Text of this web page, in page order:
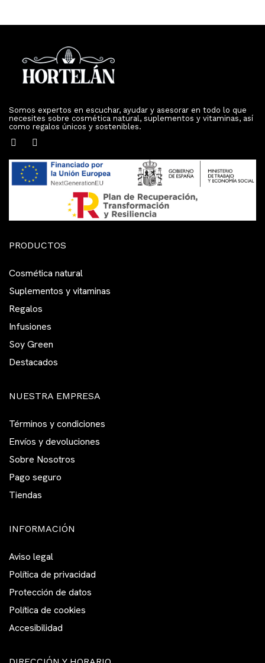
Somos expertos en escuchar, ayudar y asesorar en todo lo que
necesites sobre cosmética natural, suplementos y vitaminas, así
como regalos únicos y sostenibles.
PRODUCTOS
Cosmética natural
Suplementos y vitaminas
Regalos
Infusiones
Soy Green
Destacados
NUESTRA EMPRESA
Términos y condiciones
Envíos y devoluciones
Sobre Nosotros
Pago seguro
Tiendas
INFORMACIÓN
Aviso legal
Política de privacidad
Protección de datos
Política de cookies
Accesibilidad